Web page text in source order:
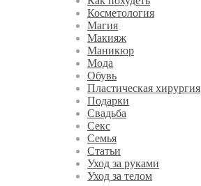
Косметология
Магия
Макияж
Маникюр
Мода
Обувь
Пластическая хирургия
Подарки
Свадьба
Секс
Семья
Статьи
Уход за руками
Уход за телом